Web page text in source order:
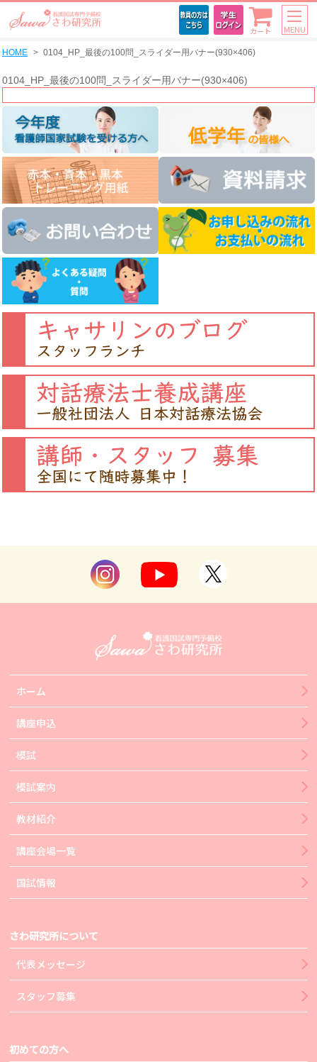
カート MENU
HOME 0104_HP_最後の100問_スライダー用バナー(930×406)
0104_HP_最後の100問_スライダー用バナー(930×406)
ホーム
講座申込
模試
模試案内
教材紹介
講座会場一覧
国試情報
さわ研究所について
代表メッセージ
スタッフ募集
初めての方へ